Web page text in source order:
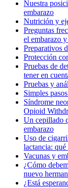
Nuestra
embarazo
Nutrición y
Preguntas
el embarazo
Preparativos
Protección
Pruebas de
tener en
Pruebas y
Simples
Síndrome
Opioid
Un cepillado
embarazo
Uso de
lactancia: qué
Vacunas y
¿Cómo
nuevo
¿Está